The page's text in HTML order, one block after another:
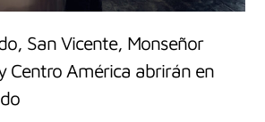
San Vicente, Monseñor
Centro América abrirán en